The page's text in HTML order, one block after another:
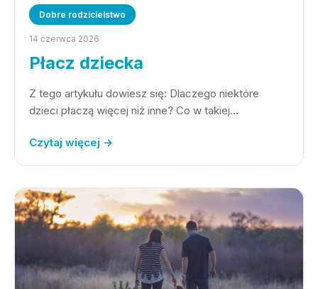
Dobre rodzicielstwo
14 czerwca 2026
Płacz dziecka
Z tego artykułu dowiesz się: Dlaczego niektóre
dzieci płaczą więcej niż inne? Co w takiej…
Czytaj więcej →